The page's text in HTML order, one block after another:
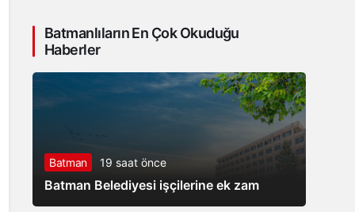
park
ve
yollar
açıldı
Batmanlıların En Çok Okuduğu
Haberler
Batman 19 saat önce
Batman Belediyesi işçilerine ek zam